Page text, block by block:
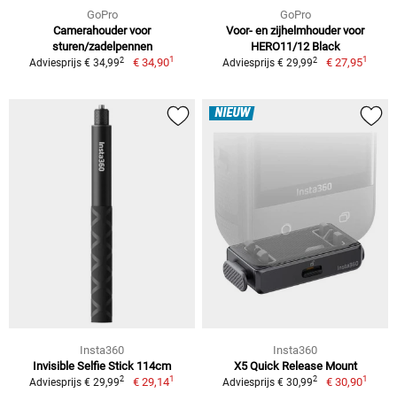
GoPro
Camerahouder voor
sturen/zadelpennen
Adviesprijs € 34,992 € 34,901
GoPro
Voor- en zijhelmhouder voor
HERO11/12 Black
Adviesprijs € 29,992 € 27,951
Insta360
Invisible Selfie Stick 114cm
Adviesprijs € 29,992 € 29,141
NIEUW
Insta360
X5 Quick Release Mount
Adviesprijs € 30,992 € 30,901